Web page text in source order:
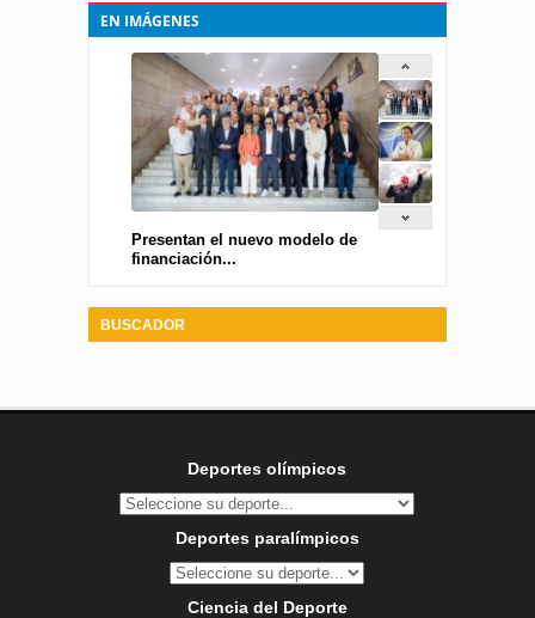
EN IMÁGENES
Presentan el nuevo modelo de
financiación...
BUSCADOR
Deportes olímpicos
Deportes paralímpicos
Ciencia del Deporte